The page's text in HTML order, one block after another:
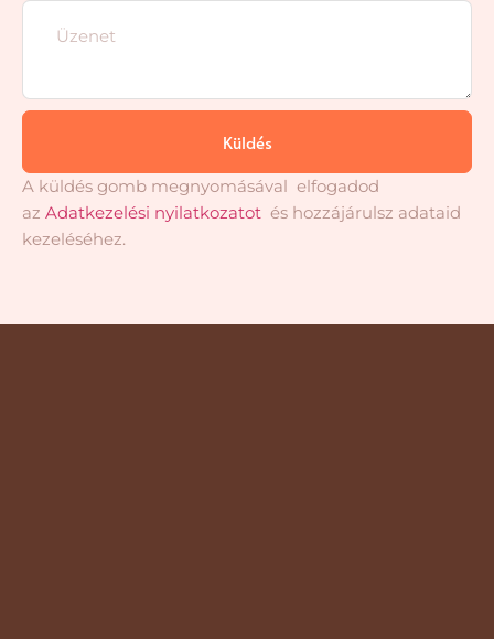
Küldés
A küldés gomb megnyomásával elfogadod
az Adatkezelési nyilatkozatot és hozzájárulsz adataid
kezeléséhez.